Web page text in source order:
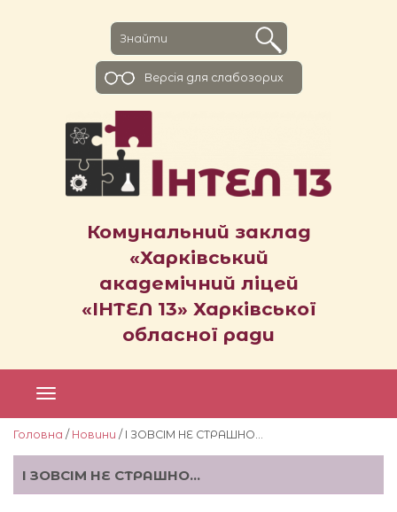
Комунальний заклад
«Харківський
академічний ліцей
«ІНТЕЛ 13» Харківської
обласної ради
Версiя для слабозорих
Головна / Новини / І ЗОВСІМ НЕ СТРАШНО…
І ЗОВСІМ НЕ СТРАШНО…